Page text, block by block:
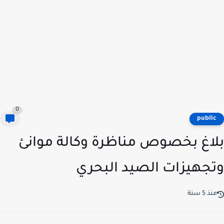
بخصوص مناظرة وكالة موانئ
الصيد البحري
5 سنة